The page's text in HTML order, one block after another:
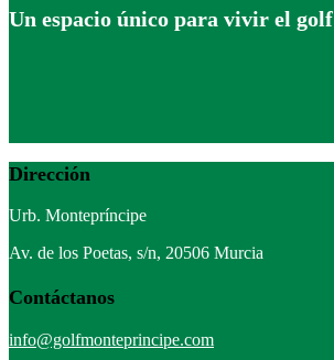
Un espacio único para vivir el golf
Dirección
Urb. Montepríncipe
Av. de los Poetas, s/n, 20506 Murcia
Contáctanos
info@golfmonteprincipe.com